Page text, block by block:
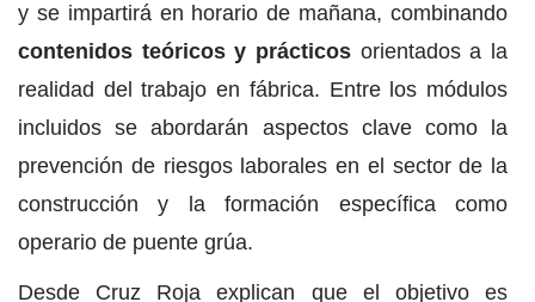
y se impartirá en horario de mañana, combinando
contenidos teóricos y prácticos orientados a la
realidad del trabajo en fábrica. Entre los módulos
incluidos se abordarán aspectos clave como la
prevención de riesgos laborales en el sector de la
construcción y la formación específica como
operario de puente grúa.
Desde Cruz Roja explican que el objetivo es